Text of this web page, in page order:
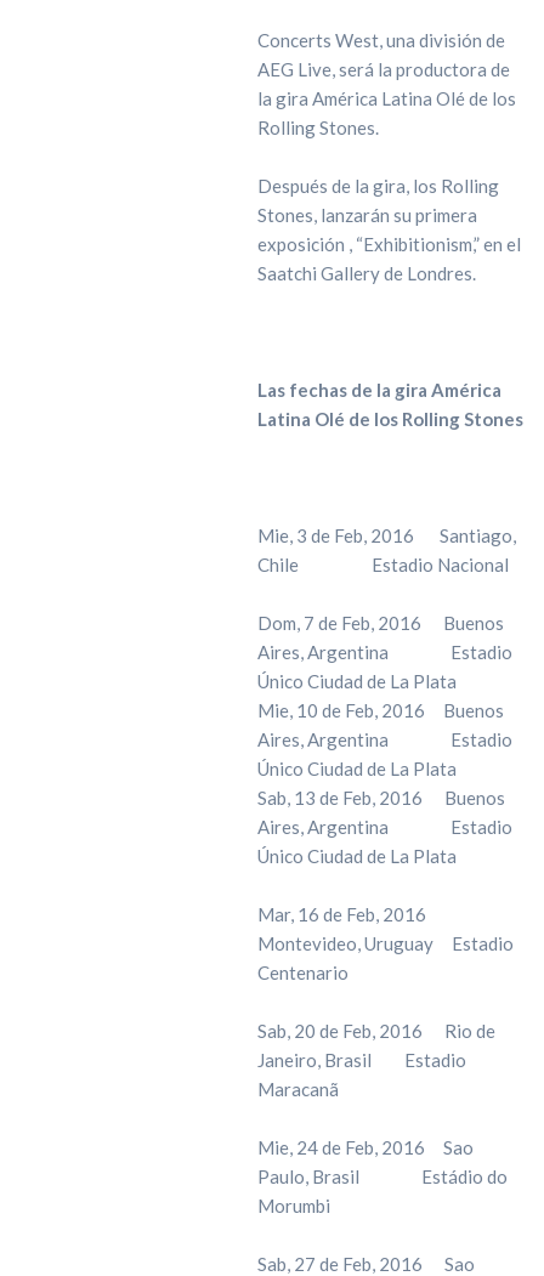
Concerts West, una división de
AEG Live, será la productora de
la gira América Latina Olé de los
Rolling Stones.
Después de la gira, los Rolling
Stones, lanzarán su primera
exposición , “Exhibitionism,” en el
Saatchi Gallery de Londres.
Las fechas de la gira América
Latina Olé de los Rolling Stones
Mie, 3 de Feb, 2016 Santiago,
Chile Estadio Nacional
Dom, 7 de Feb, 2016 Buenos
Aires, Argentina Estadio
Único Ciudad de La Plata
Mie, 10 de Feb, 2016 Buenos
Aires, Argentina Estadio
Único Ciudad de La Plata
Sab, 13 de Feb, 2016 Buenos
Aires, Argentina Estadio
Único Ciudad de La Plata
Mar, 16 de Feb, 2016
Montevideo, Uruguay Estadio
Centenario
Sab, 20 de Feb, 2016 Rio de
Janeiro, Brasil Estadio
Maracanã
Mie, 24 de Feb, 2016 Sao
Paulo, Brasil Estádio do
Morumbi
Sab, 27 de Feb, 2016 Sao